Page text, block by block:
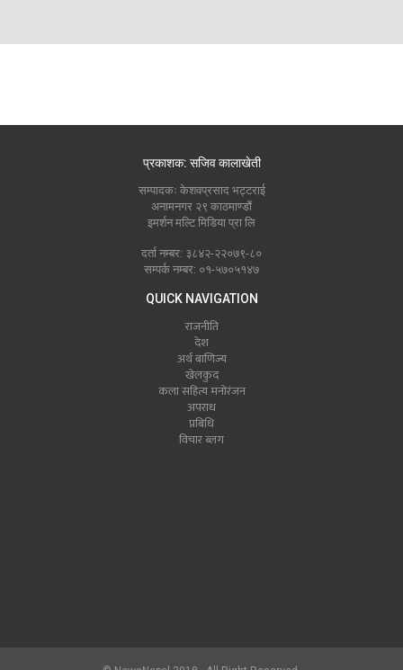
प्रकाशक: सजिव कालाखेती
सम्पादकः केशवप्रसाद भट्टराई
अनामनगर २९ काठमाण्डौं
इमर्शन मल्टि मिडिया प्रा लि
दर्ता नम्बर: ३८४२-२२०७९-८०
सम्पर्क नम्बर: ०१-५७०५१४७
QUICK NAVIGATION
राजनीति
देश
अर्थ बाणिज्य
खेलकुद
कला सहित्य मनोरंजन
अपराध
प्रबिधि
विचार ब्लग